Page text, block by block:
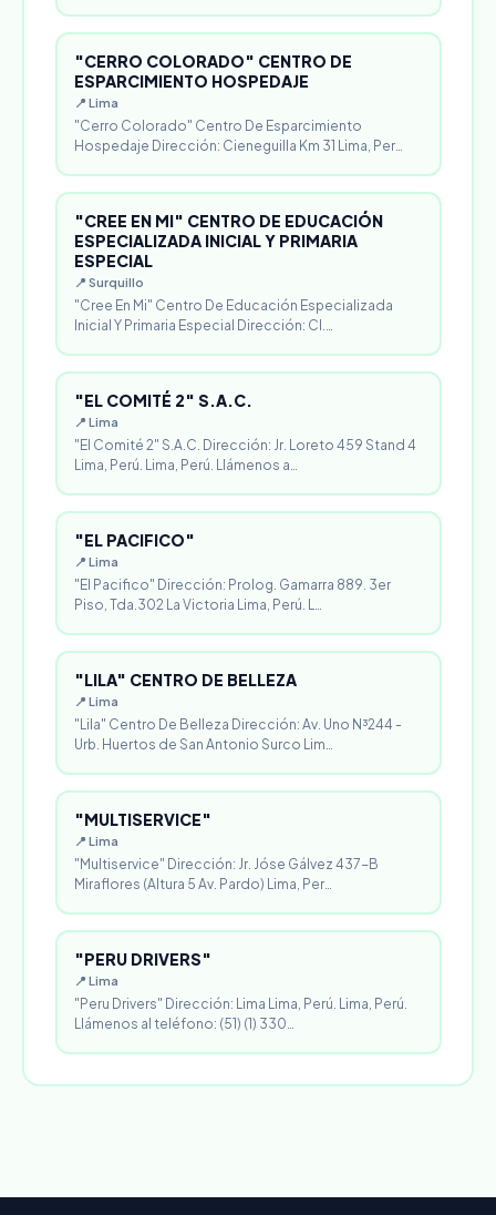
"CERRO COLORADO" CENTRO DE
ESPARCIMIENTO HOSPEDAJE
📍 Lima
"Cerro Colorado" Centro De Esparcimiento
Hospedaje Dirección: Cieneguilla Km 31 Lima, Per…
"CREE EN MI" CENTRO DE EDUCACIÓN
ESPECIALIZADA INICIAL Y PRIMARIA
ESPECIAL
📍 Surquillo
"Cree En Mi" Centro De Educación Especializada
Inicial Y Primaria Especial Dirección: Cl.…
"EL COMITÉ 2" S.A.C.
📍 Lima
"El Comité 2" S.A.C. Dirección: Jr. Loreto 459 Stand 4
Lima, Perú. Lima, Perú. Llámenos a…
"EL PACIFICO"
📍 Lima
"El Pacifico" Dirección: Prolog. Gamarra 889. 3er
Piso, Tda.302 La Victoria Lima, Perú. L…
"LILA" CENTRO DE BELLEZA
📍 Lima
"Lila" Centro De Belleza Dirección: Av. Uno N³244 -
Urb. Huertos de San Antonio Surco Lim…
"MULTISERVICE"
📍 Lima
"Multiservice" Dirección: Jr. Jóse Gálvez 437-B
Miraflores (Altura 5 Av. Pardo) Lima, Per…
"PERU DRIVERS"
📍 Lima
"Peru Drivers" Dirección: Lima Lima, Perú. Lima, Perú.
Llámenos al teléfono: (51) (1) 330…